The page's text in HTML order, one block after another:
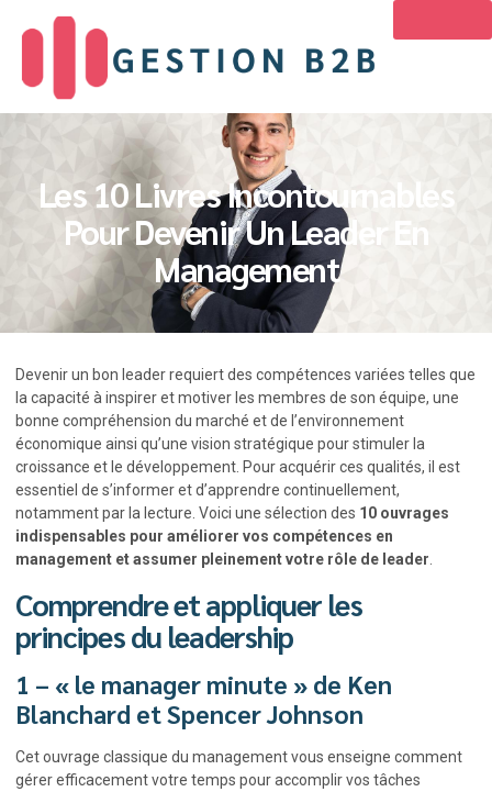
Les 10 Livres Incontournables
Pour Devenir Un Leader En
Management
Devenir un bon leader requiert des compétences variées telles que
la capacité à inspirer et motiver les membres de son équipe, une
bonne compréhension du marché et de l’environnement
économique ainsi qu’une vision stratégique pour stimuler la
croissance et le développement. Pour acquérir ces qualités, il est
essentiel de s’informer et d’apprendre continuellement,
notamment par la lecture. Voici une sélection des 10 ouvrages
indispensables pour améliorer vos compétences en
management et assumer pleinement votre rôle de leader.
Comprendre et appliquer les
principes du leadership
1 – « le manager minute » de Ken
Blanchard et Spencer Johnson
Cet ouvrage classique du management vous enseigne comment
gérer efficacement votre temps pour accomplir vos tâches